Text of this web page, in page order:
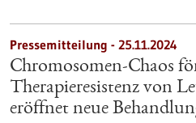
Pressemitteilung - 25.11.2024
Chromosomen-Chaos
Therapieresistenz von
eröffnet neue